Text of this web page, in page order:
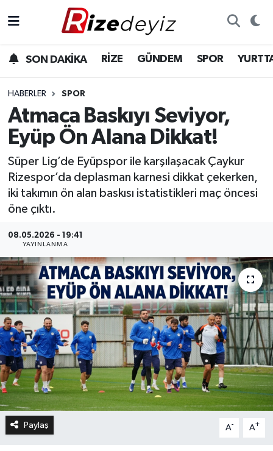
SON DAKİKA RİZE GÜNDEM SPOR
HABERLER SPOR
Atmaca Baskıyı Seviyor,
Eyüp Ön Alana Dikkat!
Süper Lig’de Eyüpspor ile karşılaşacak Çaykur
Rizespor’da deplasman karnesi dikkat çekerken,
iki takımın ön alan baskısı istatistikleri maç öncesi
öne çıktı.
08.05.2026 - 19:41
YAYINLANMA
Paylaş A- A+
Gündem
Yurttan Haberler
Ekonomi
Teknoloji
Rize Hava Durumu
Rize Trafik Yoğunluk Haritası
Süper Lig Puan Durumu ve Fikstür
Tüm Manşetler
Haber Arşivi